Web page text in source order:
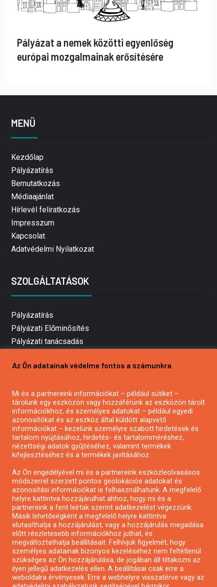
Pályázat a nemek közötti egyenlőség
európai mozgalmainak erősítésére
MENÜ
Kezdőlap
Pályázatírás
Bemutatkozás
Médiaajánlat
Hírlevél feliratkozás
Impresszum
Kapcsolat
Adatvédelmi Nyilatkozat
SZOLGÁLTATÁSOK
Pályázatírás
Pályázati Előminősítés
Pályázati tanácsadás
Mezőgazdasági pályázatírás
Pályázatírás civil szervezeteknek
Pályázatírás önkormányzatoknak
Pályázatfigyelés
Specifikus pályázatfigyelés vagy hírlevél
Pályázatok magánszemélyeknek
Pályázatok civil szervezeteknek
Pályázatok vállalkozásoknak
Önkormányzati pályázatok
Mezőgazdasági pályázatok
Falusi turizmus pályázatok
Napelem pályázatok
Az Ön adatainak védelme fontos a számunkra
Mi és a partnereink információkat – például sütiket –
tárolunk egy eszközön vagy hozzáférünk az eszközön tárolt
információkhoz, és személyes adatokat – például egyedi
azonosítókat és az eszköz által küldött alapvető
információkat – kezelünk személyre szabott hirdetések és
tartalom nyújtásához, hirdetés- és tartalomméréshez,
nézettségi adatok gyűjtéséhez, valamint termékek
kifejlesztéséhez és a termékek javításához.
Az Ön engedélyével mi és a partnereink eszközleolvasásos
módszerrel szerzett pontos geolokációs adatokat és
azonosítási információkat is felhasználhatunk. A megfelelő
helyre kattintva hozzájárulhat ahhoz, hogy mi és a
partnereink a fent leírtak szerint adatkezelést végezzünk.
Másik lehetőségként a megfelelő helyre kattintva
elutasíthatja a hozzájárulást, vagy a hozzájárulás megadása
előtt részletesebb információkhoz juthat, és
megváltoztathatja beállításait. Felhívjuk figyelmét, hogy
személyes adatainak bizonyos kezeléséhez nem feltétlenül
szükséges az Ön hozzájárulása, de jogában áll tiltakozni az
ilyen jellegű adatkezelés ellen. A beállításai csak erre a
weboldalra érvényesek. Erre a webhelyre visszatérve vagy az